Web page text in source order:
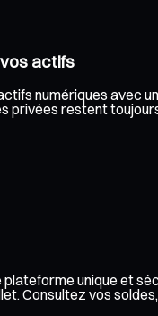
actifs
numériques avec
restent
unique et
Consultez vos